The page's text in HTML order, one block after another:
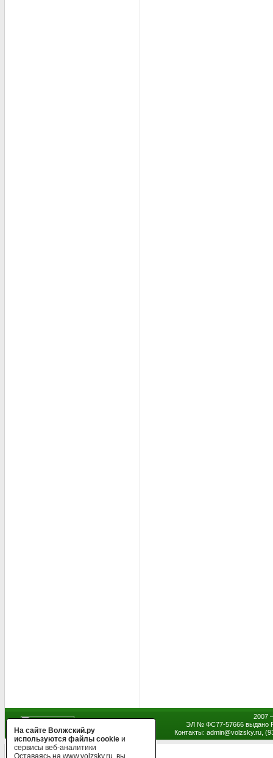
2007
ЭЛ № ФС77-57666 выдано
Контакты: admin@volzsky.ru,
На сайте Волжский.ру
используются файлы cookie и
сервисы веб-аналитики
Оставаясь на www.volzsky.ru, вы